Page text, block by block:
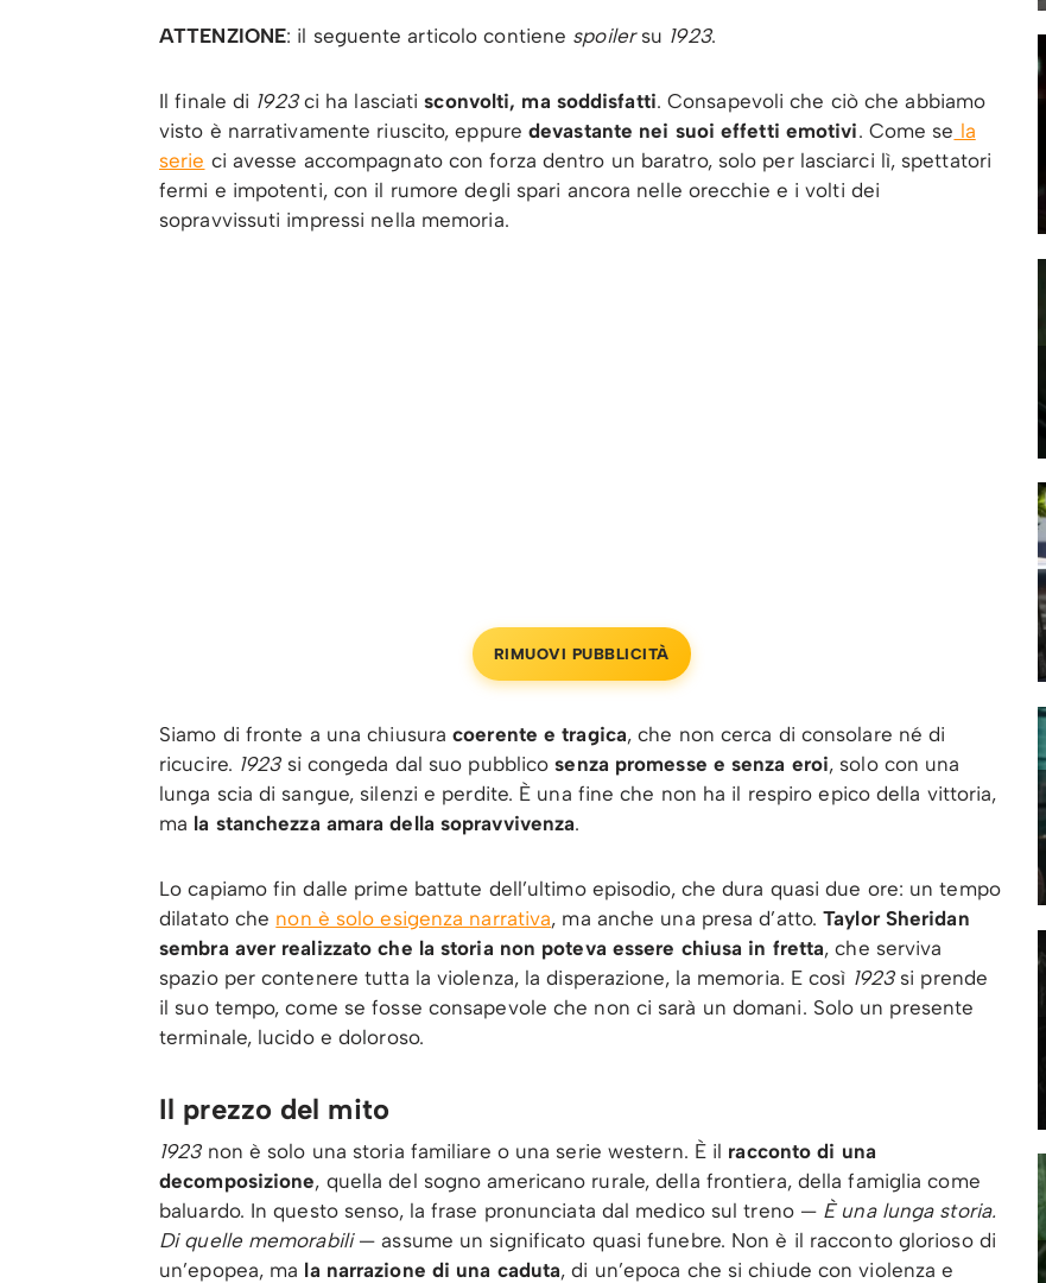
ATTENZIONE: il seguente articolo contiene spoilersu 1923.
Il finale di 1923ci ha lasciatisconvolti, ma soddisfatti. Consapevoli che ciò che abbiamo
visto è narrativamente riuscito, eppuredevastante nei suoi effetti emotivi. Come se la
serie ci avesse accompagnato con forza dentro un baratro, solo per lasciarci lì, spettatori
fermi e impotenti, con il rumore degli spari ancora nelle orecchie e i volti dei
sopravvissuti impressi nella memoria.
RIMUOVI PUBBLICITÀ
Siamo di fronte a una chiusuracoerente e tragica, che non cerca di consolare né di
ricucire. 1923si congeda dal suo pubblicosenza promesse e senza eroi, solo con una
lunga scia di sangue, silenzi e perdite. È una fine che non ha il respiro epico della vittoria,
ma la stanchezza amara della sopravvivenza.
Lo capiamo fin dalle prime battute dell’ultimo episodio, che dura quasi due ore: un tempo
dilatato che non è solo esigenza narrativa, ma anche una presa d’atto.Taylor Sheridan
sembra aver realizzato che la storia non poteva essere chiusa in fretta, che serviva
spazio per contenere tutta la violenza, la disperazione, la memoria. E così 1923si prende
il suo tempo, come se fosse consapevole che non ci sarà un domani. Solo un presente
terminale, lucido e doloroso.
Il prezzo del mito
1923non è solo una storia familiare o una serie western. È il racconto di una
decomposizione, quella del sogno americano rurale, della frontiera, della famiglia come
baluardo. In questo senso, la frase pronunciata dal medico sul treno — È una lunga storia.
Di quelle memorabili— assume un significato quasi funebre. Non è il racconto glorioso di
un’epopea, ma la narrazione di una caduta, di un’epoca che si chiude con violenza e